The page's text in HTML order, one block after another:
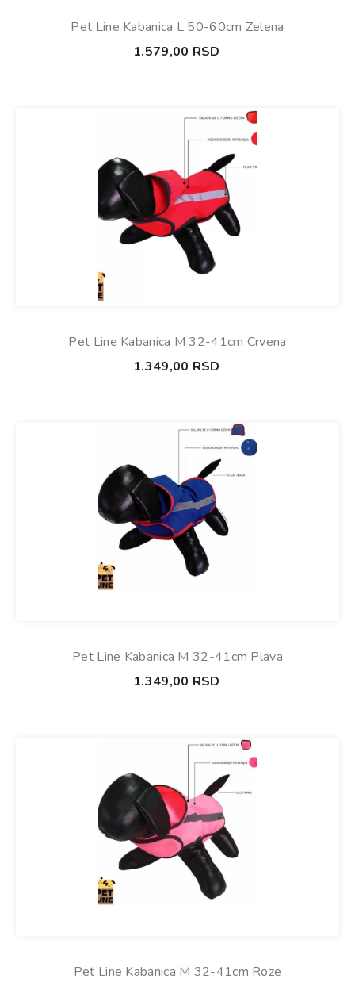
Pet Line Kabanica L 50-60cm Zelena
1.579,00 RSD
Pet Line Kabanica M 32-41cm Crvena
1.349,00 RSD
Pet Line Kabanica M 32-41cm Plava
1.349,00 RSD
Pet Line Kabanica M 32-41cm Roze